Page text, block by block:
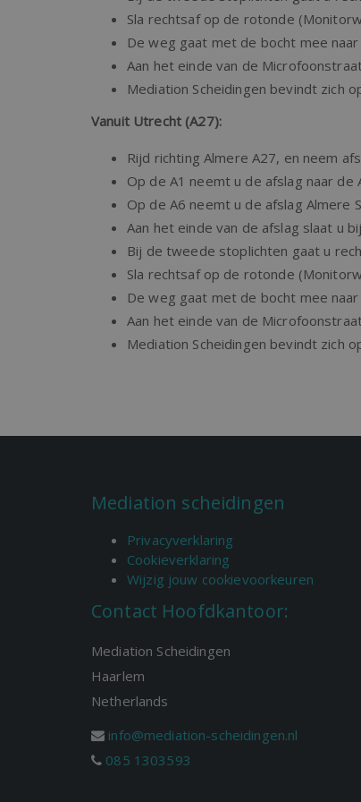
Sla rechtsaf op de rotonde
De weg gaat met de bocht mee
Aan het einde van de
Mediation Scheidingen bevindt zich
Vanuit Utrecht (A27):
Rijd richting Almere A27, en neem
Op de A1 neemt u de afslag naar de
Op de A6 neemt u de afslag Almere
Aan het einde van de afslag slaat u
Bij de tweede stoplichten gaat u
Sla rechtsaf op de rotonde
De weg gaat met de bocht mee
Aan het einde van de
Mediation Scheidingen bevindt zich
Mediation scheidingen
Privacyverklaring
Cookieverklaring
Wijzig jouw cookievoorkeuren
Contact Hoofdkantoor:
Mediation Scheidingen
Haarlem
Netherlands
info@mediation-scheidingen.nl
085 1303593